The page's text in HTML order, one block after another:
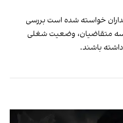
خواسته شده است بررسی
متقاضیان، وضعیت شغلی
باشند.